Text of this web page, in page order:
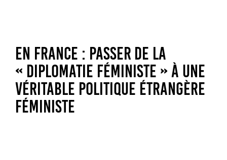
EN FRANCE : PASSER DE LA
« DIPLOMATIE FÉMINISTE » À UNE
VÉRITABLE POLITIQUE ÉTRANGÈRE
FÉMINISTE